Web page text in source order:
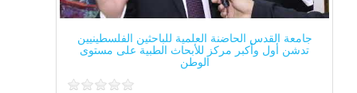
جامعة القدس الحاضنة العلمية للباحثين الفلسطينيين
تدشن أول وأكبر مركز للأبحاث الطبية على مستوى
الوطن